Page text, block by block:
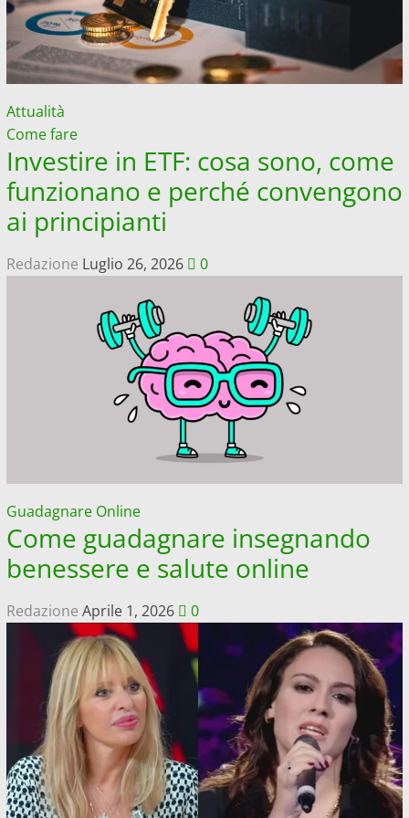
Attualità
Come fare
Investire in ETF: cosa sono, come
funzionano e perché convengono
ai principianti
Redazione Luglio 26, 2026 0
Guadagnare Online
Come guadagnare insegnando
benessere e salute online
Redazione Aprile 1, 2026 0